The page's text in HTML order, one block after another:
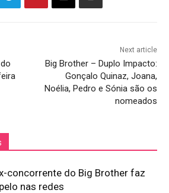
Next article
Big Brother – Duplo Impacto:
Gonçalo Quinaz, Joana,
Noélia, Pedro e Sónia são os
nomeados
concorrente do Big Brother faz
nas redes